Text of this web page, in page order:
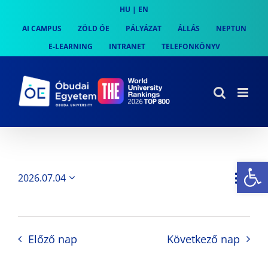
content
HU | EN
AI CAMPUS
ZÖLD ÓE PÁLYÁZAT ÁLLÁS
NEPTUN
E-LEARNING
INTRANET TELEFONKÖNYV
Nap
2026.07.04
Előző nap Következő nap